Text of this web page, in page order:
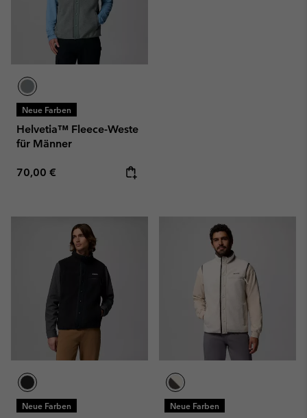
Neue Farben
Helvetia™ Fleece-Weste
für Männer
Regular price:
70,00 €
Neue Farben Neue Farben